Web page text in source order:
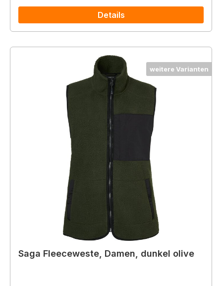
Details
weitere Varianten
Saga Fleeceweste, Damen, dunkel olive